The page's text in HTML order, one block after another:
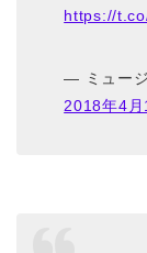
https://
— ミュー
2018年4月